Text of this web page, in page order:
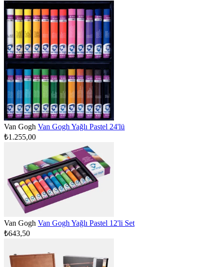
Van Gogh Van Gogh Yağlı Pastel 24'lü
₺1.255,00
Van Gogh Van Gogh Yağlı Pastel 12'li Set
₺643,50